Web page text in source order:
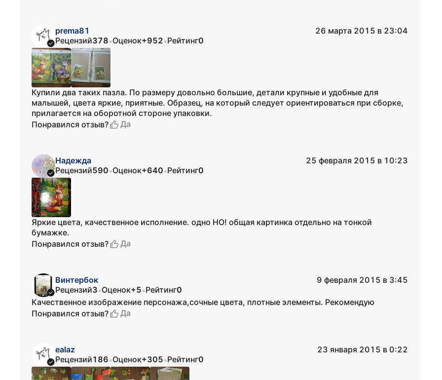
prema81
26 марта 2015 в 23:04
Рецензий378•Оценок+952•Рейтинг0
Купили два таких пазла. По размеру довольно большие, детали крупные и удобные для
малышей, цвета яркие, приятные. Образец, на который следует ориентироваться при сборке,
прилагается на оборотной стороне упаковки.
Понравился отзыв?
Да
Надежда
25 февраля 2015 в 10:23
Рецензий590•Оценок+640•Рейтинг0
Яркие цвета, качественное исполнение. одно НО! общая картинка отдельно на тонкой
бумажке.
Понравился отзыв?
Да
Винтербок
9 февраля 2015 в 3:45
Рецензий3•Оценок+5•Рейтинг0
Качественное изображение персонажа,сочные цвета, плотные элементы. Рекомендую
Понравился отзыв?
Да
ealaz
23 января 2015 в 0:22
Рецензий186•Оценок+305•Рейтинг0